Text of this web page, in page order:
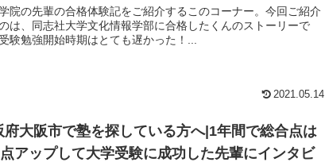
院の先輩の合格体験記をご紹介するこのコーナー。今回ご紹介
は、同志社大学文化情報学部に合格したくんのストーリーで
験勉強開始時期はとても遅かった！...
2021.05.14
府大阪市で塾を探している方へ|1年間で総合点は
アップして大学受験に成功した先輩にインタビ